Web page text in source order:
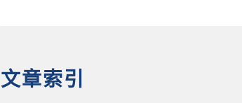
文章索引